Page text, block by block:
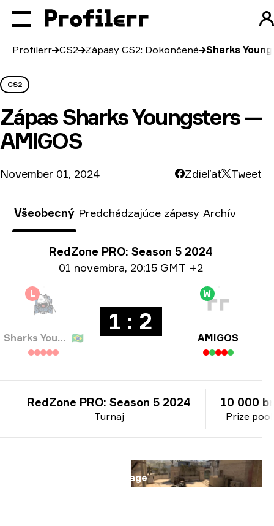
Profilerr CS2 Zápasy CS2: Dokončené Sharks
CS2
Zápas Sharks Youngsters —
AMIGOS
November 01, 2024 Zdieľať Tweet
Všeobecný Predchádzajúce zápasy Archív
Informácie o turnajiRedZone PRO: Season 5 2024
Informácie o dátume
01 novembra, 20:15 GMT +2
L
Sharks Youngsters 🇧🇷
1 : 2
W
AMIGOS
Turnaj
RedZone PRO: Season 5 2024
Prize pool
10 000
Mirage